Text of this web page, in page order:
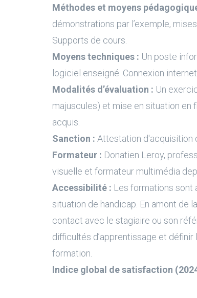
Méthodes et moyens
démonstrations par l’exemple,
Supports de cours.
Moyens techniques : Un poste
logiciel enseigné. Connexion
Modalités d’évaluation : Un
majuscules) et mise en situation en
acquis.
Sanction : Attestation d'acquisition
Formateur : Donatien Leroy,
visuelle et formateur multimédia
Accessibilité : Les formations sont
situation de handicap. En amont de
contact avec le stagiaire ou son
difficultés d’apprentissage et
formation.
Indice global de satisfaction